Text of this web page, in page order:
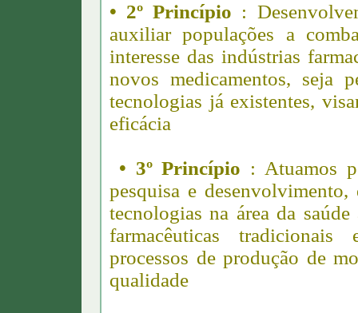
• 2º Princípio :
auxiliar populações a
interesse das indústrias
novos medicamentos, seja
tecnologias já existentes,
eficácia
• 3º Princípio : Atuamos
pesquisa e
tecnologias na área da
farmacêuticas
processos de produção de
qualidade